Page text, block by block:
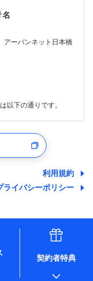
ーバンネット日本橋
以下の通りです。
携会社の保険その他に
約を勧奨するため、ま
またそれらに付帯、関
・サービスをご提案す
ります。）
め
ため
業務を行うため
情報は、保険会社のホ
利用規約
ライバシーポリシー
契約者特典